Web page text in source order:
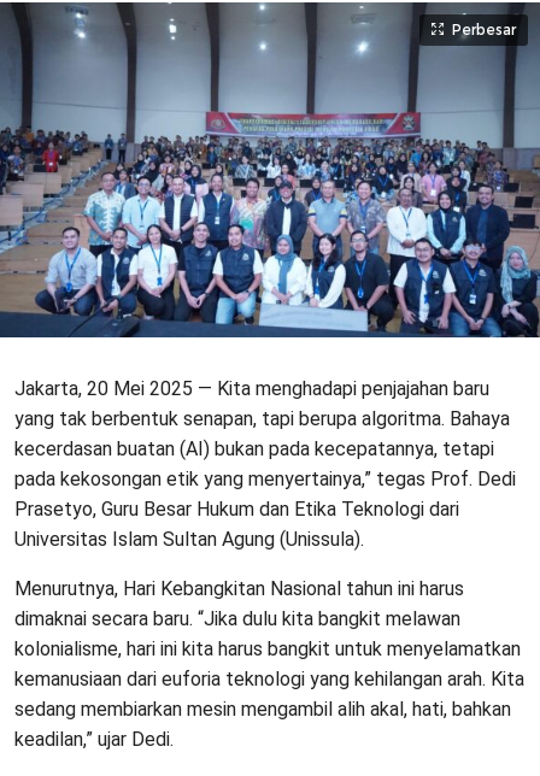
Perbesar
Jakarta, 20 Mei 2025 — Kita menghadapi penjajahan baru
yang tak berbentuk senapan, tapi berupa algoritma. Bahaya
kecerdasan buatan (AI) bukan pada kecepatannya, tetapi
pada kekosongan etik yang menyertainya,” tegas Prof. Dedi
Prasetyo, Guru Besar Hukum dan Etika Teknologi dari
Universitas Islam Sultan Agung (Unissula).
Menurutnya, Hari Kebangkitan Nasional tahun ini harus
dimaknai secara baru. “Jika dulu kita bangkit melawan
kolonialisme, hari ini kita harus bangkit untuk menyelamatkan
kemanusiaan dari euforia teknologi yang kehilangan arah. Kita
sedang membiarkan mesin mengambil alih akal, hati, bahkan
keadilan,” ujar Dedi.